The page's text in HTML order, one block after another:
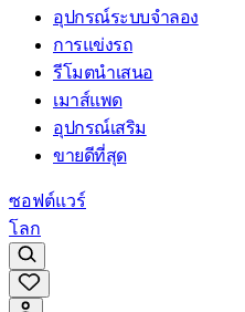
อุปกรณ์ระบบจำลอง
การแข่งรถ
รีโมตนำเสนอ
เมาส์แพด
อุปกรณ์เสริม
ขายดีที่สุด
ซอฟต์แวร์
โลก